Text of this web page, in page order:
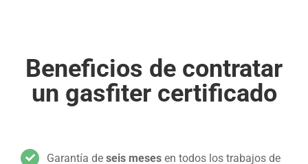
Beneficios de contratar
un gasfiter certificado
Garantía deseis meses en todos los trabajos de